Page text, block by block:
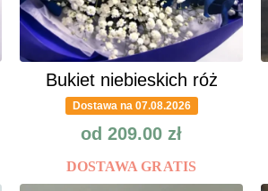
Bukiet niebieskich róż
Dostawa na 07.08.2026
od 209.00 zł
DOSTAWA GRATIS